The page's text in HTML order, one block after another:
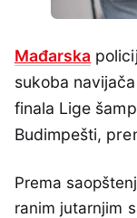
Mađarska
sukoba
finala Lige
Budimpešti,
Prema
ranim jutarnjim